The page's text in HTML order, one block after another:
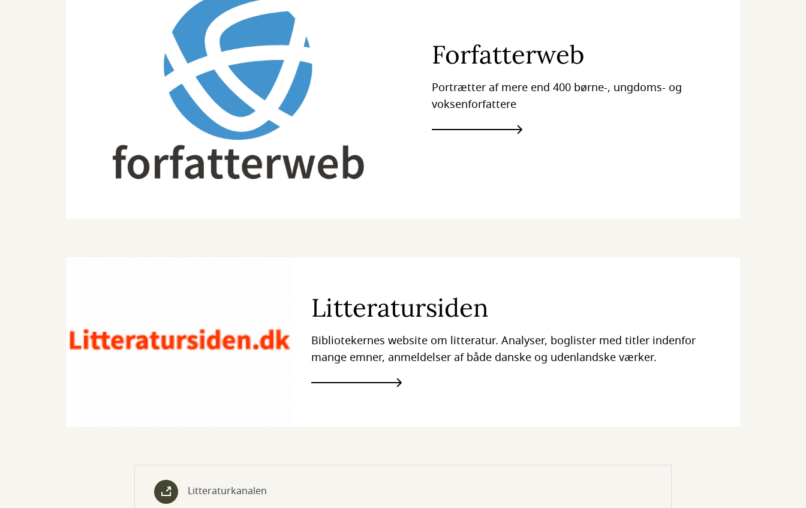
Forfatterweb
Portrætter af mere end 400 børne-, ungdoms- og
voksenforfattere
Litteratursiden
Bibliotekernes website om litteratur. Analyser, boglister med titler indenfor
mange emner, anmeldelser af både danske og udenlandske værker.
Litteraturkanalen